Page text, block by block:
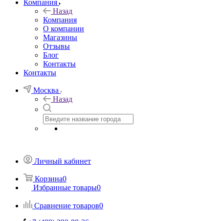
Компания
Назад
Компания
О компании
Магазины
Отзывы
Блог
Контакты
Контакты
Москва
Назад
Личный кабинет
Корзина0
Избранные товары0
Сравнение товаров0